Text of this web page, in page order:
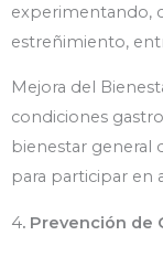
experimentando,
estreñimiento,
Mejora del
condiciones
bienestar general
para participar en
4. Prevención de